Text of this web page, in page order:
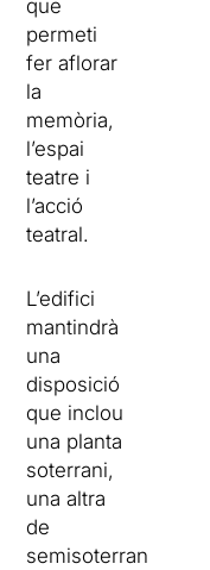
que
permeti
fer aflorar
la
memòria,
l’espai
teatre i
l’acció
teatral.
L’edifici
mantindrà
una
disposició
que inclou
una planta
soterrani,
una altra
de
semisoterrani,